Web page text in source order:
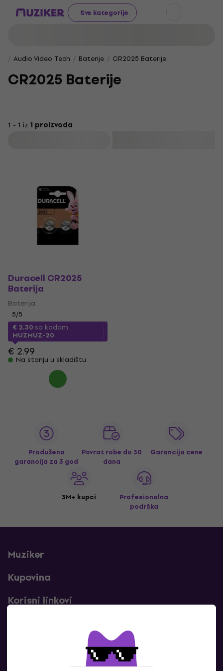
Sve kategorije
Audio Video Tech Baterije CR2025 Baterije
CR2025 Baterije
1 - 1 iz 1 proizvoda
Duracell CR2025
Baterija
Baterija
5/5
€ 2.30 sa kodom
MUZMUZ-20
€ 2.99
Na stanju u skladištu
Produžena
garancija za 3 god
Povrat robe do 30
dana
Garancija cene
3M+ kupci
Profesionalna
podrška
Muziker
Kupovina
Korisni linkovi
Kontakti